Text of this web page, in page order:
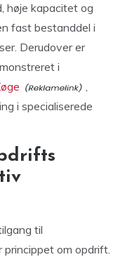
høje kapacitet og
fast bestanddel i
Derudover er
i
,
i specialiserede
til
om opdrift.